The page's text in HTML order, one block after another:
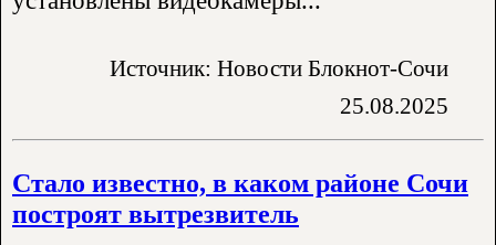
Источник: Новости Блокнот-Сочи
25.08.2025
Стало известно, в каком районе Сочи
построят вытрезвитель